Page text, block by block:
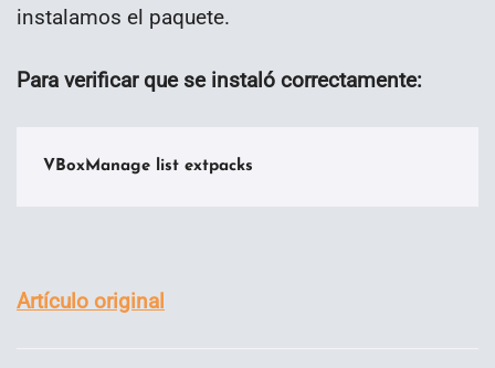
instalamos el paquete.
Para verificar que se instaló correctamente:
VBoxManage list extpacks
Artículo original